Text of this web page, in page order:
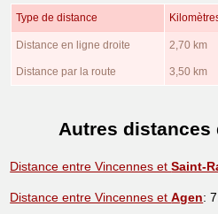
Type de distance
Distance en ligne droite 2,70 km
Distance par la route 3,50 km
Autres distances
Distance entre Vincennes etSaint-
Distance entre Vincennes etAgen: